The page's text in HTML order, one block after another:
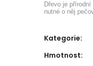
Dřevo je
nutné o něj
Kategorie:
Hmotnost: